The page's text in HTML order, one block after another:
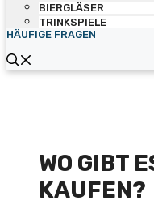
BIERGLÄSER
TRINKSPIELE
HÄUFIGE FRAGEN
WO GIBT
KAUFEN?